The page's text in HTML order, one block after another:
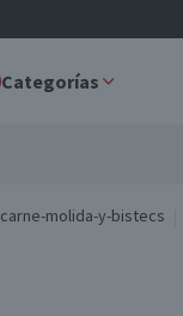
Categorías
carne-molida-y-bistecs